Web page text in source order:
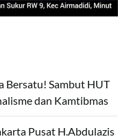
Bersatu! Sambut HUT
dan Kamtibmas
Pusat H.Abdulazis